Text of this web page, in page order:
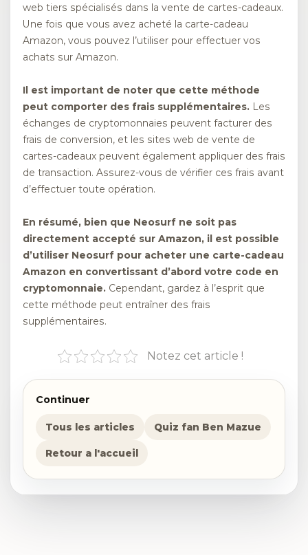
web tiers spécialisés dans la vente de cartes-cadeaux.
Une fois que vous avez acheté la carte-cadeau
Amazon, vous pouvez l’utiliser pour effectuer vos
achats sur Amazon.
Il est important de noter que cette méthode
peut comporter des frais supplémentaires. Les
échanges de cryptomonnaies peuvent facturer des
frais de conversion, et les sites web de vente de
cartes-cadeaux peuvent également appliquer des frais
de transaction. Assurez-vous de vérifier ces frais avant
d’effectuer toute opération.
En résumé, bien que Neosurf ne soit pas
directement accepté sur Amazon, il est possible
d’utiliser Neosurf pour acheter une carte-cadeau
Amazon en convertissant d’abord votre code en
cryptomonnaie. Cependant, gardez à l’esprit que
cette méthode peut entraîner des frais
supplémentaires.
Notez cet article !
Continuer
Tous les articles Quiz fan Ben Mazue
Retour a l'accueil